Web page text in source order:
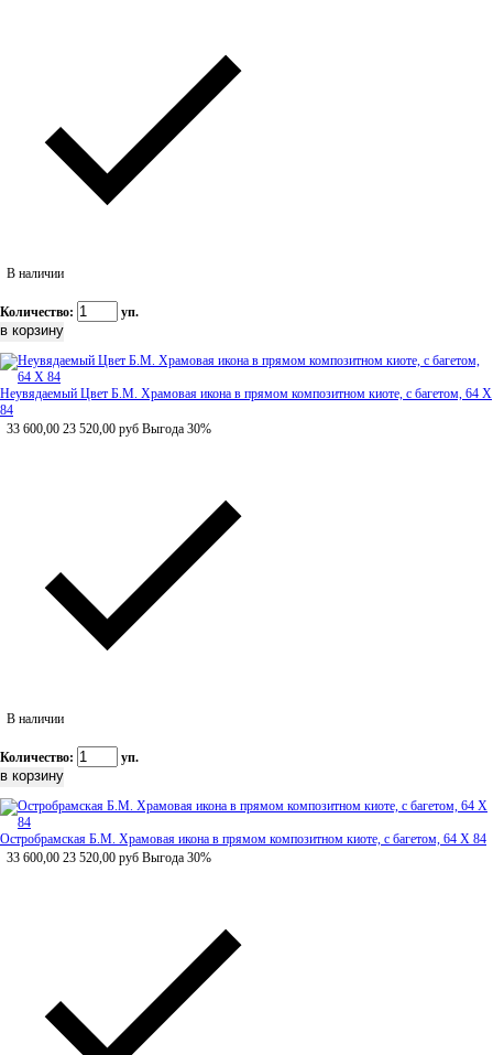
В наличии
Количество: уп.
Неувядаемый Цвет Б.М. Храмовая икона в прямом композитном киоте, с багетом, 64 Х
84
33 600,00 23 520,00 руб Выгода 30%
В наличии
Количество: уп.
Остробрамская Б.М. Храмовая икона в прямом композитном киоте, с багетом, 64 Х 84
33 600,00 23 520,00 руб Выгода 30%